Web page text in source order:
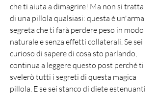
che ti aiuta a dimagrire! Ma non si tratta
di una pillola qualsiasi: questa è un'arma
segreta che ti farà perdere peso in modo
naturale e senza effetti collaterali. Se sei
curioso di sapere di cosa sto parlando,
continua a leggere questo post perché ti
svelerò tutti i segreti di questa magica
pillola. E se sei stanco di diete estenuanti